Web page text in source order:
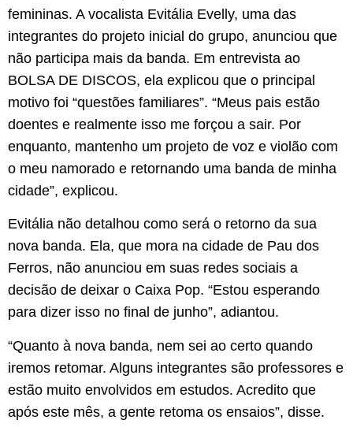
femininas. A vocalista Evitália Evelly, uma das
integrantes do projeto inicial do grupo, anunciou que
não participa mais da banda. Em entrevista ao
BOLSA DE DISCOS, ela explicou que o principal
motivo foi “questões familiares”. “Meus pais estão
doentes e realmente isso me forçou a sair. Por
enquanto, mantenho um projeto de voz e violão com
o meu namorado e retornando uma banda de minha
cidade”, explicou.
Evitália não detalhou como será o retorno da sua
nova banda. Ela, que mora na cidade de Pau dos
Ferros, não anunciou em suas redes sociais a
decisão de deixar o Caixa Pop. “Estou esperando
para dizer isso no final de junho”, adiantou.
“Quanto à nova banda, nem sei ao certo quando
iremos retomar. Alguns integrantes são professores e
estão muito envolvidos em estudos. Acredito que
após este mês, a gente retoma os ensaios”, disse.